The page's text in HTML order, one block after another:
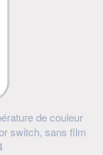
de couleur
switch, sans film